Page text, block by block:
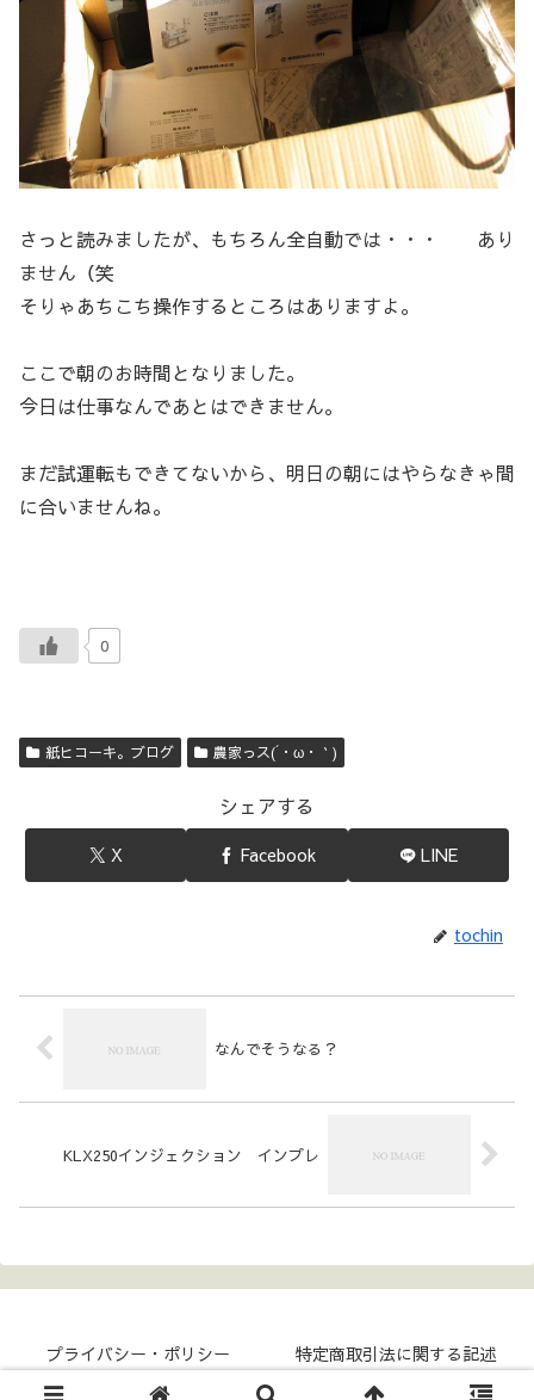
さっと読みましたが、もちろん全自動では・・・ あり
ません（笑
そりゃあちこち操作するところはありますよ。
ここで朝のお時間となりました。
今日は仕事なんであとはできません。
まだ試運転もできてないから、明日の朝にはやらなきゃ間
に合いませんね。
0
紙ヒコーキ。ブログ 農家っス(´・ω・｀)
シェアする
X Facebook LINE
tochin
なんでそうなる？
KLX250インジェクション インプレ
プライバシー・ポリシー
特定商取引法に関する記述